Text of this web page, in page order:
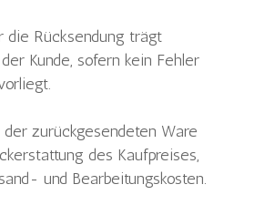
die Rücksendung trägt
Kunde, sofern kein Fehler
zurückgesendeten Ware
des Kaufpreises,
und Bearbeitungskosten.